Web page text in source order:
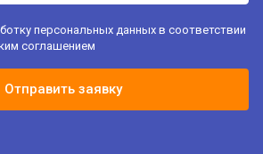
персональных данных в соответствии
соглашением
Отправить заявку